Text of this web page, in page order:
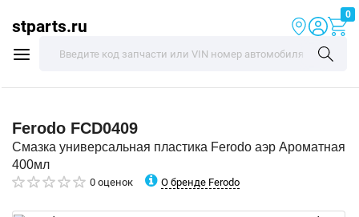
stparts.ru
0
Ferodo FCD0409
Смазка универсальная пластика Ferodo аэр Ароматная
400мл
0 оценок О бренде Ferodo